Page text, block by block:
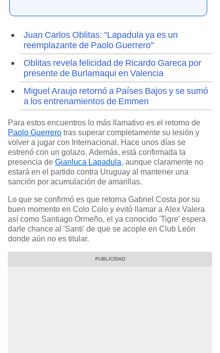
Juan Carlos Oblitas: "Lapadula ya es un
reemplazante de Paolo Guerrero"
Oblitas revela felicidad de Ricardo Gareca por
presente de Burlamaqui en Valencia
Miguel Araujo retornó a Países Bajos y se sumó
a los entrenamientos de Emmen
Para estos encuentros lo más llamativo es el retorno de
Paolo Guerrero tras superar completamente su lesión y
volver a jugar con Internacional. Hace unos días se
estrenó con un golazo. Además, está confirmada la
presencia de Gianluca Lapadula, aunque claramente no
estará en el partido contra Uruguay al mantener una
sanción por acumulación de amarillas.
Lo que se confirmó es que retorna Gabriel Costa por su
buen momento en Colo Colo y evitó llamar a Alex Valera
así como Santiago Ormeño, el ya conocido 'Tigre' espera
darle chance al 'Santi' de que se acople en Club León
donde aún no es titular.